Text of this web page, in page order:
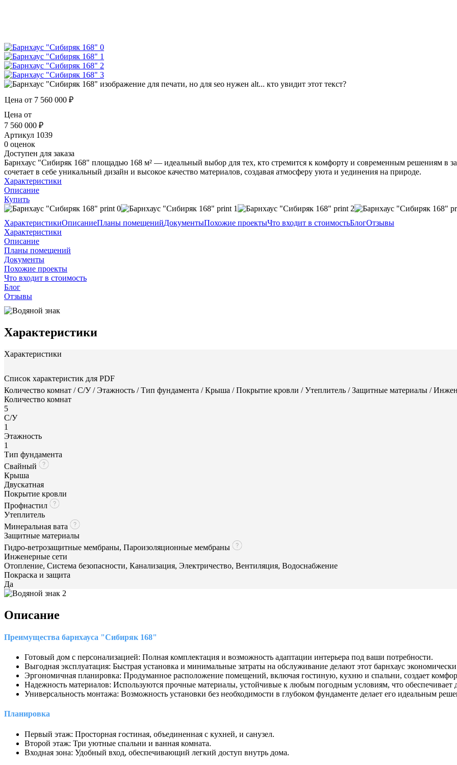
Цена от 7 560 000 ₽
Цена от
7 560 000 ₽
Артикул 1039
0 оценок
Доступен для заказа
Барнхаус "Сибиряк 168" площадью 168 м² — идеальный выбор для тех, кто стремится к комфорту и современным решениям в
сочетает в себе уникальный дизайн и высокое качество материалов, создавая атмосферу уюта и уединения на природе.
Характеристики
Описание
Купить
ХарактеристикиОписаниеПланы помещенийДокументыПохожие проектыЧто входит в стоимостьБлогОтзывы
Характеристики
Описание
Планы помещений
Документы
Похожие проекты
Что входит в стоимость
Блог
Отзывы
Характеристики
Характеристики
Список характеристик для PDF
Количество комнат / С/У / Этажность / Тип фундамента / Крыша / Покрытие кровли / Утеплитель / Защитные материалы /
Количество комнат
5
С/У
1
Этажность
1
Тип фундамента
Свайный
Крыша
Двускатная
Покрытие кровли
Профнастил
Утеплитель
Минеральная вата
Защитные материалы
Гидро-ветрозащитные мембраны, Пароизоляционные мембраны
Инженерные сети
Отопление, Система безопасности, Канализация, Электричество, Вентиляция, Водоснабжение
Покраска и защита
Да
Описание
Преимущества барнхауса "Сибиряк 168"
Готовый дом с персонализацией: Полная комплектация и возможность адаптации интерьера под ваши потребности.
Выгодная эксплуатация: Быстрая установка и минимальные затраты на обслуживание делают этот барнхаус
Эргономичная планировка: Продуманное расположение помещений, включая гостиную, кухню и спальни, создает
Надежность материалов: Используются прочные материалы, устойчивые к любым погодным условиям, что обеспечивает
Универсальность монтажа: Возможность установки без необходимости в глубоком фундаменте делает его идеальным
Планировка
Первый этаж: Просторная гостиная, объединенная с кухней, и санузел.
Второй этаж: Три уютные спальни и ванная комната.
Входная зона: Удобный вход, обеспечивающий легкий доступ внутрь дома.